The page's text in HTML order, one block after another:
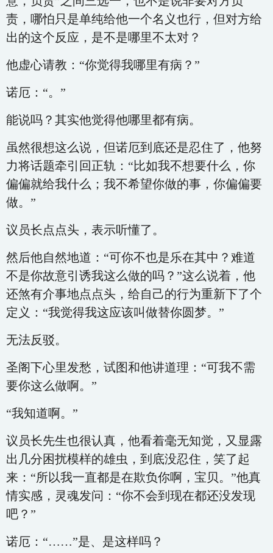
责，哪怕只是单纯给他一个名义也行，但对方给
出的这个反应，是不是哪里不太对？
他虚心请教：“你觉得我哪里有病？”
诺厄：“。”
能说吗？其实他觉得他哪里都有病。
虽然很想这么说，但诺厄到底还是忍住了，他努
力将话题牵引回正轨：“比如我不想要什么，你
偏偏就给我什么；我不希望你做的事，你偏偏要
做。”
议员长点点头，表示听懂了。
然后他自然地道：“可你不也是乐在其中？难道
不是你故意引诱我这么做的吗？”这么说着，他
还煞有介事地点点头，给自己的行为重新下了个
定义：“我觉得我这应该叫做替你圆梦。”
无法反驳。
圣阁下心里发愁，试图和他讲道理：“可我不需
要你这么做啊。”
“我知道啊。”
议员长先生也很认真，他看着毫无知觉，又显露
出几分困扰模样的雄虫，到底没忍住，笑了起
来：“所以我一直都是在欺负你啊，宝贝。”他真
情实感，灵魂发问：“你不会到现在都还没发现
吧？”
诺厄：“……”是、是这样吗？